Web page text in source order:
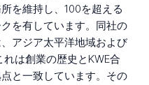
を維持し、100を超える
を有しています。同社の
アジア太平洋地域および
は創業の歴史とKWE合
と一致しています。その